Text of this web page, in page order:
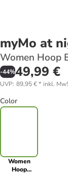
myMo at
Women Hoop
-44%49,99 €
UVP: 89,95 €* inkl.
Color
Women
Hoop